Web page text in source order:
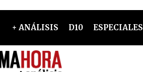
+ ANÁLISIS D10 ESPECIALES